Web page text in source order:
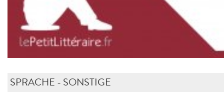
SPRACHE - SONSTIGE